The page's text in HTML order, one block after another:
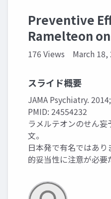
Preventive
Ramelteon
176 Views March 18,
スライド概要
JAMA Psychiatry.
PMID: 24554232
ラメルテオンのせん
文。
日本発で有名ではあ
的妥当性に注意が必要